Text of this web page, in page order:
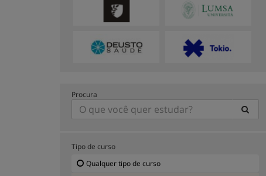
Procura
Tipo de curso
Qualquer tipo de curso